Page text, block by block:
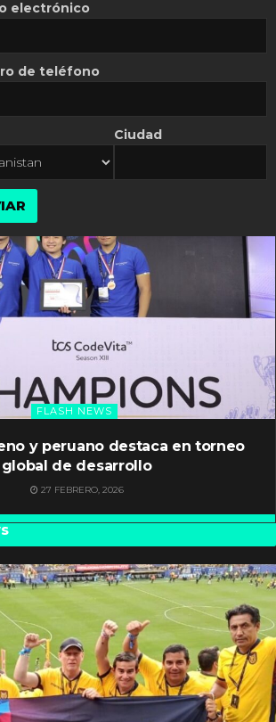
FLASH NEWS
de Mercado Libre por costos
10 MARZO, 2026
FLASH NEWS
y peruano destaca en torneo
global de desarrollo
27 FEBRERO, 2026
electrónico
de teléfono
Ciudad